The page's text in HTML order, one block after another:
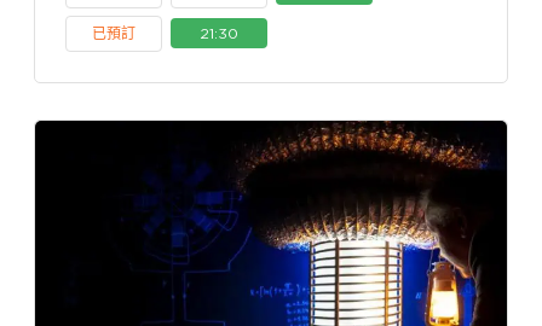
已預訂 21:30